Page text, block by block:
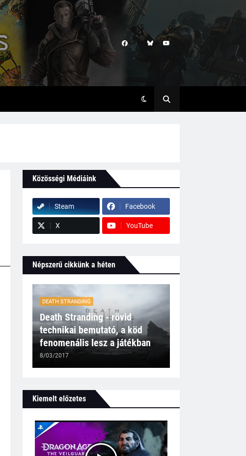
Közösségi Médiáink
Steam Facebook
X YouTube
Népszerű cikkünk a héten
DEATH STRANDING
Death Stranding - rövid
technikai bemutató, a köd
fenomenális lesz a játékban
8/03/2017
Kiemelt előzetes